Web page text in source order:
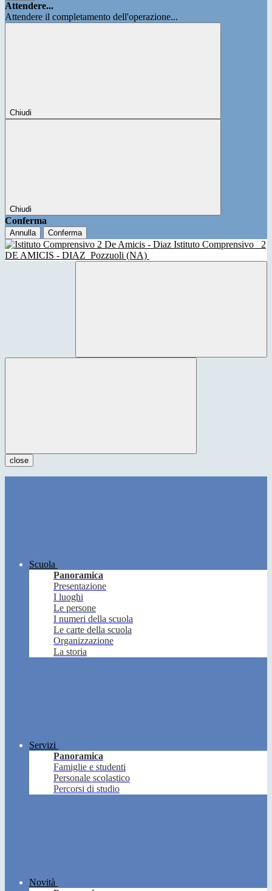
Attendere...
Attendere il completamento dell'operazione...
Chiudi
Chiudi
Conferma
Annulla Conferma
Istituto Comprensivo
2
DE AMICIS - DIAZ Pozzuoli (NA)
close
Scuola
Panoramica
Presentazione
I luoghi
Le persone
I numeri della scuola
Le carte della scuola
Organizzazione
La storia
Servizi
Panoramica
Famiglie e studenti
Personale scolastico
Percorsi di studio
Novità